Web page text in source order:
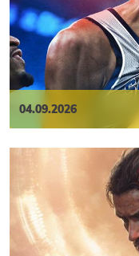
04.09.2026